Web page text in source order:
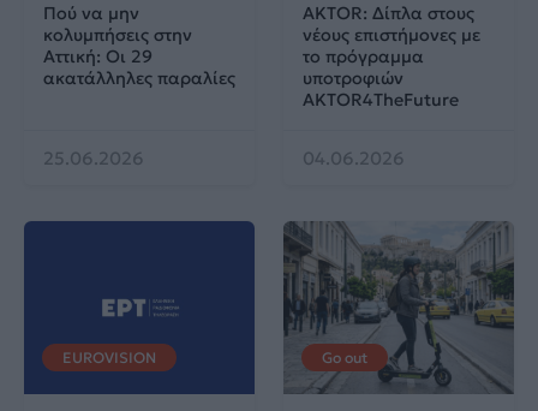
Πού να μην
κολυμπήσεις στην
Αττική: Οι 29
ακατάλληλες παραλίες
25.06.2026
AKTOR: Δίπλα στους
νέους επιστήμονες με
το πρόγραμμα
υποτροφιών
AKTOR4TheFuture
04.06.2026
EUROVISION Go out